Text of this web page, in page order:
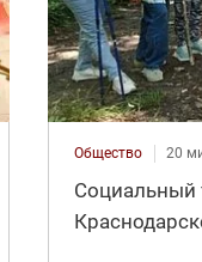
Общество 20
Социальный